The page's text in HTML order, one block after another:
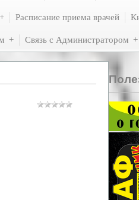
Расписание приема врачей
Связь с Администратором